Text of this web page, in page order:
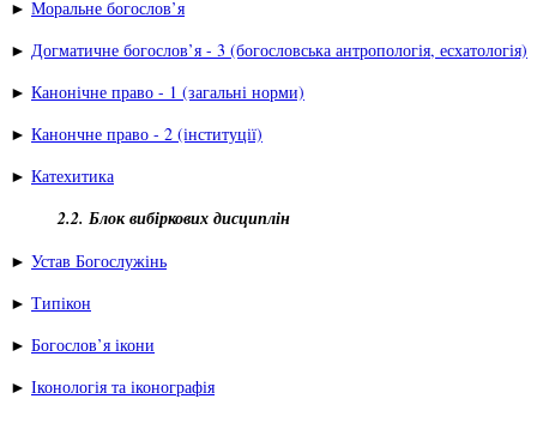
► Моральне богослов’я
► Догматичне богослов’я - 3 (богословська антропологія, есхатологія)
► Канонічне право - 1 (загальні норми)
► Канончне право - 2 (інституції)
► Катехитика
2.2. Блок вибіркових дисциплін
► Устав Богослужінь
► Типікон
► Богослов’я ікони
► Іконологія та іконографія